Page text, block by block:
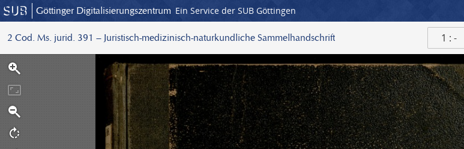
Göttinger Digitalisierungszentrum Ein Service der SUB Göttingen
2 Cod. Ms. jurid. 391 – Juristisch-medizinisch-naturkundliche Sammelhandschrift 1 : -